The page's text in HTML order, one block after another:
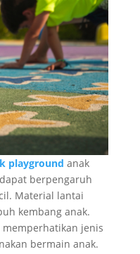
playground anak
berpengaruh
Material lantai
kembang anak.
jenis
bermain anak.